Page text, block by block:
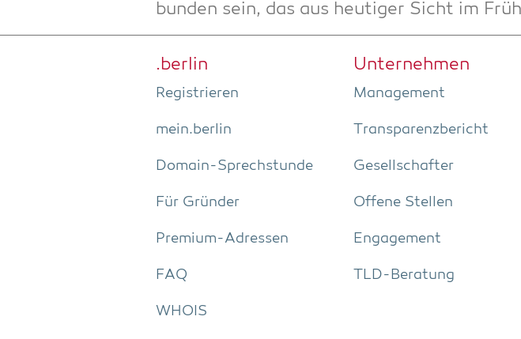
bun­den sein, das aus heu­ti­ger Sicht im
.ber­lin
Regis­trie­ren
mein.berlin
Domain-Sprech­stun­de
Für Grün­der
Pre­­mi­um-Adres­­sen
FAQ
WHOIS
Unter­neh­men
Manage­ment
Trans­pa­renz­be­richt
Gesell­schaf­ter
Offe­ne Stellen
Enga­ge­ment
TLD-Bera­tung